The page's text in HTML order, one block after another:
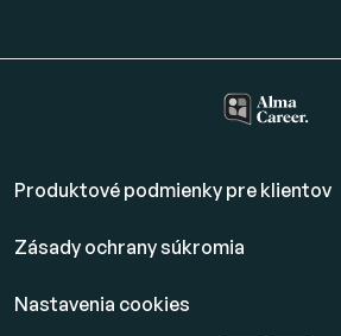
Produktové podmienky pre klientov
Zásady ochrany súkromia
Nastavenia cookies